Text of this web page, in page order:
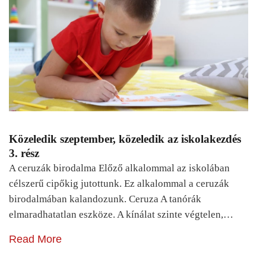
Közeledik szeptember, közeledik az iskolakezdés
3. rész
A ceruzák birodalma Előző alkalommal az iskolában
célszerű cipőkig jutottunk. Ez alkalommal a ceruzák
birodalmában kalandozunk. Ceruza A tanórák
elmaradhatatlan eszköze. A kínálat szinte végtelen,…
Read More